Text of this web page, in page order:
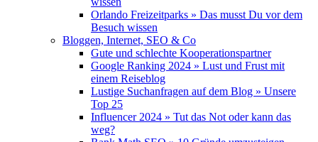
Orlando Freizeitparks » Das musst Du vor dem
Besuch wissen
Bloggen, Internet, SEO & Co
Gute und schlechte Kooperationspartner
Google Ranking 2024 » Lust und Frust mit
einem Reiseblog
Lustige Suchanfragen auf dem Blog » Unsere
Top 25
Influencer 2024 » Tut das Not oder kann das
weg?